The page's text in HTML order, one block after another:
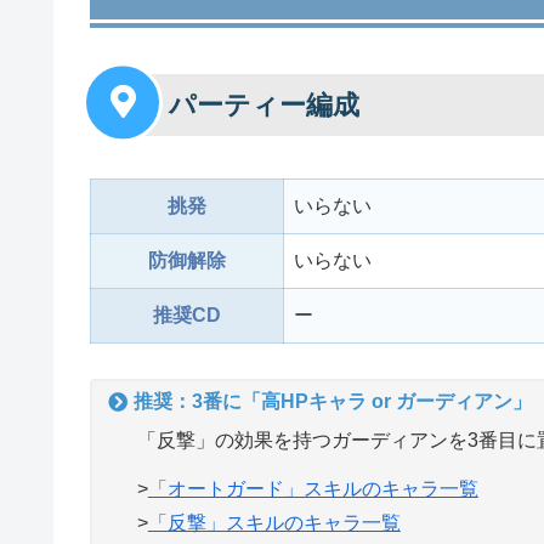
パーティー編成
挑発 いらない
防御解除 いらない
推奨CD ー
推奨：3番に「高HPキャラ or ガーディアン」
「反撃」の効果を持つガーディアンを3番目に
>「オートガード」スキルのキャラ一覧
>「反撃」スキルのキャラ一覧